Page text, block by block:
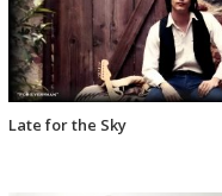
Late for the Sky